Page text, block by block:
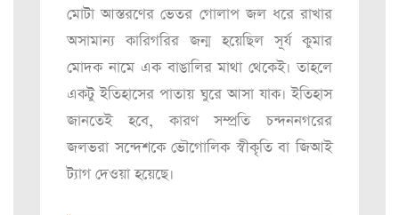
মোটা আস্তরণের ভেতর গোলাপ জল ধরে রাখার
অসামান্য কারিগরির জন্ম হয়েছিল সূর্য কুমার
মোদক নামে এক বাঙালির মাথা থেকেই। তাহলে
একটু ইতিহাসের পাতায় ঘুরে আসা যাক। ইতিহাস
জানতেই হবে, কারণ সম্প্রতি চন্দননগরের
জলভরা সন্দেশকে ভৌগোলিক স্বীকৃতি বা জিআই
ট্যাগ দেওয়া হয়েছে।